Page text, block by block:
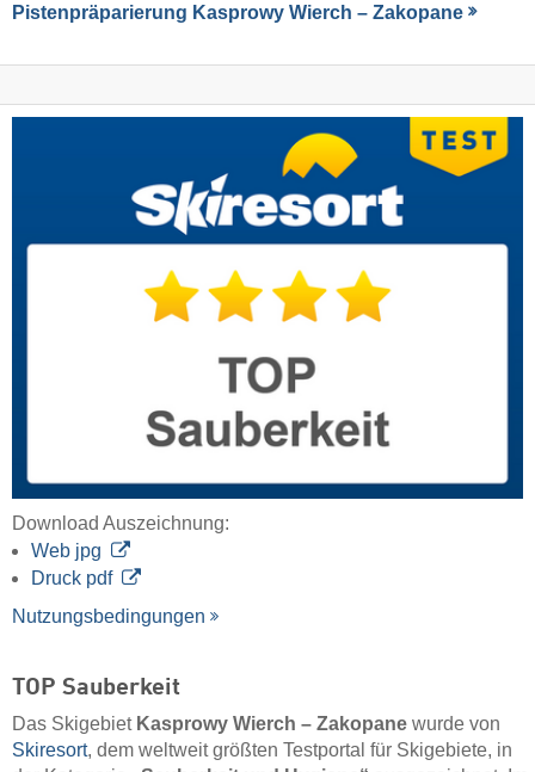
Pistenpräparierung Kasprowy Wierch – Zakopane
Download Auszeichnung:
Web jpg
Druck pdf
Nutzungsbedingungen
TOP Sauberkeit
Das Skigebiet Kasprowy Wierch – Zakopane wurde von
Skiresort, dem weltweit größten Testportal für Skigebiete, in